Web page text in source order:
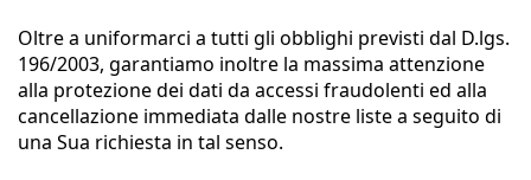
Oltre a uniformarci a tutti gli obblighi previsti dal D.lgs.
196/2003, garantiamo inoltre la massima attenzione
alla protezione dei dati da accessi fraudolenti ed alla
cancellazione immediata dalle nostre liste a seguito di
una Sua richiesta in tal senso.